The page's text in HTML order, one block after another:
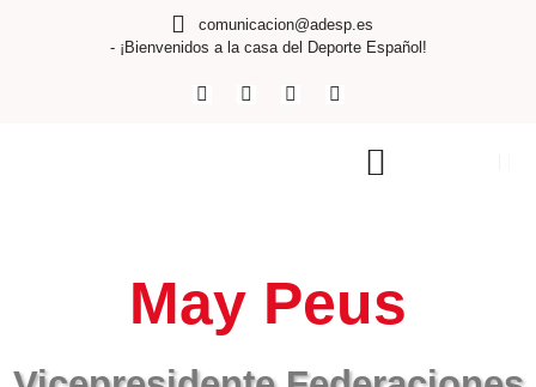
comunicacion@adesp.es
- ¡Bienvenidos a la casa del Deporte Español!
May Peus